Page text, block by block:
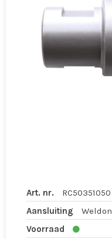
Art. nr.
RC50351050
Aansluiting
Weldon
Voorraad